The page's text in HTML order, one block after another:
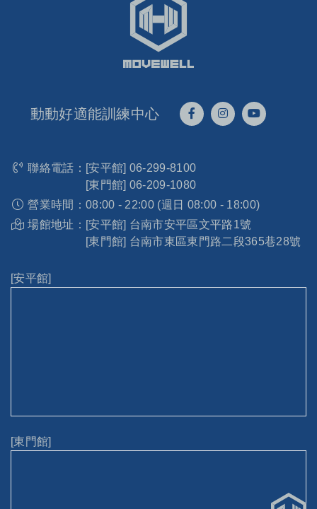
動動好適能訓練中心
聯絡電話： [安平館] 06-299-8100
[東門館] 06-209-1080
營業時間： 08:00 - 22:00 (週日 08:00 - 18:00)
場館地址： [安平館] 台南市安平區文平路1號
[東門館] 台南市東區東門路二段365巷28號
[安平館]
[東門館]